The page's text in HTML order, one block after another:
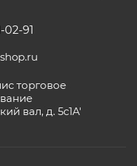
02-91
торговое
вал, д. 5с1А'